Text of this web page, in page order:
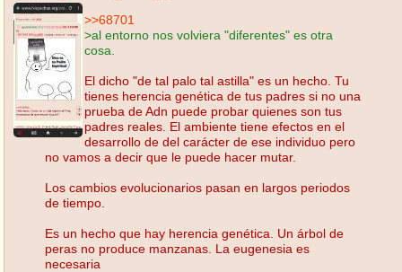
>>68701
>al entorno nos volviera "diferentes" es otra
cosa.
El dicho "de tal palo tal astilla" es un hecho. Tu
tienes herencia genética de tus padres si no una
prueba de Adn puede probar quienes son tus
padres reales. El ambiente tiene efectos en el
desarrollo de del carácter de ese individuo pero
no vamos a decir que le puede hacer mutar.
Los cambios evolucionarios pasan en largos periodos
de tiempo.
Es un hecho que hay herencia genética. Un árbol de
peras no produce manzanas. La eugenesia es
necesaria